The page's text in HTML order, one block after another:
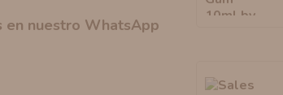
en nuestro WhatsApp